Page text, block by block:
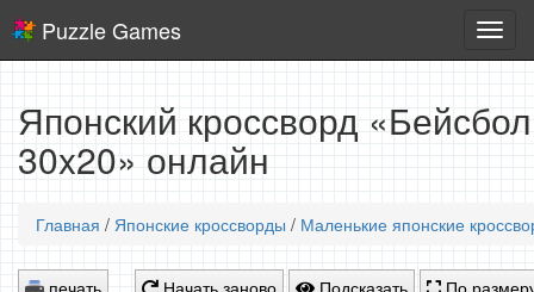
игры
Puzzle Games
Японский кроссворд
30x20» онлайн
Главная / Японские кроссворды / Маленькие японские
печать Начать заново Подсказать По